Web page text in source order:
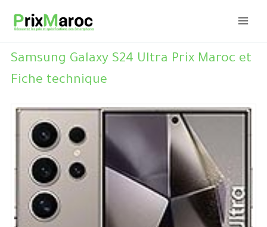
Samsung Galaxy S24 Ultra Prix Maroc et
Fiche technique